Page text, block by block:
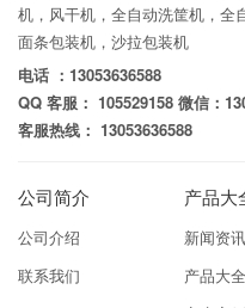
机，风干机，全自动洗筐机，全
面条包装机，沙拉包装机
电话 ：13053636588
QQ 客服： 105529158 微信：
客服热线： 13053636588
公司简介
公司介绍
联系我们
产品大
新闻资讯
产品大全